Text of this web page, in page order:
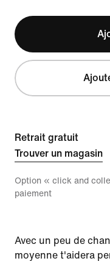
Retrait gratuit
Trouver un magasin
Option « click and
paiement
Avec un peu de
moyenne t'aidera